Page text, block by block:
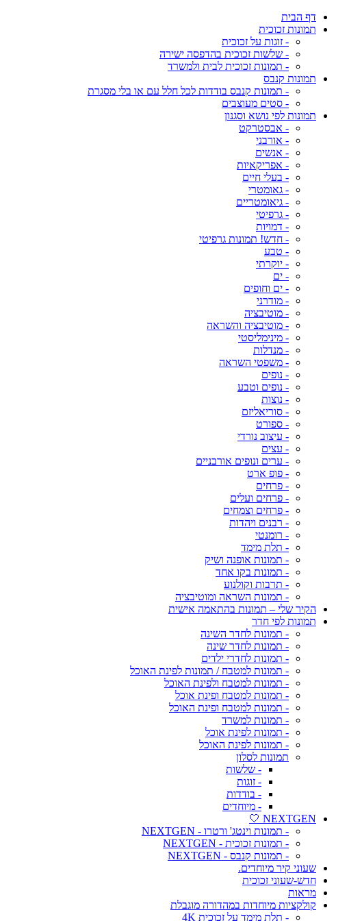
דף הבית
תמונות זכוכית
- זוגות על זכוכית
- שלשות זכוכית בהדפסה ישירה
- תמונות זכוכית לבית ולמשרד
תמונות קנבס
- תמונות קנבס בודדות לכל חלל עם או בלי מסגרת
- סטים מעוצבים
תמונות לפי נושא וסגנון
- אבסטרקט
- אורבני
- אנשים
- אפריקאיות
- בעלי חיים
- גאומטרי
- גיאומטריים
- גרפיטי
- דמויות
- חדש! תמונות גרפיטי
- טבע
- יוקרתי
- ים
- ים וחופים
- מודרני
- מוטיבציה
- מוטיבציה והשראה
- מינימליסטי
- מנדלות
- משפטי השראה
- נופים
- נופים וטבע
- נוצות
- סוריאליזם
- ספורט
- עיצוב נורדי
- עצים
- ערים ונופים אורבניים
- פופ ארט
- פרחים
- פרחים ועלים
- פרחים וצמחים
- רבנים ויהדות
- רומנטי
- תלת מימד
- תמונות אופנה ושיק
- תמונות בקו אחד
- תרבות וקולנוע
- תמונות השראה ומוטיבציה
הקיר שלי – תמונות בהתאמה אישית
תמונות לפי חדר
- תמונות לחדר השינה
- תמונות לחדר שינה
- תמונות לחדרי ילדים
- תמונות למטבח / תמונות לפינת האוכל
- תמונות למטבח ולפינת האוכל
- תמונות למטבח ופינת אוכל
- תמונות למטבח ופינת האוכל
- תמונות למשרד
- תמונות לפינת אוכל
- תמונות לפינת האוכל
תמונות לסלון
- שלשות
- זוגות
- בודדות
- מיוחדים
NEXTGEN 🤍
- תמונות וינטג' ורטרו - NEXTGEN
- תמונות זכוכית - NEXTGEN
- תמונות קנבס - NEXTGEN
שעוני קיר מיוחדים.
חדש-שעוני זכוכית
מראות
קולקציות מיוחדות במהדורה מוגבלת
- תלת מימד על זכוכית 4K